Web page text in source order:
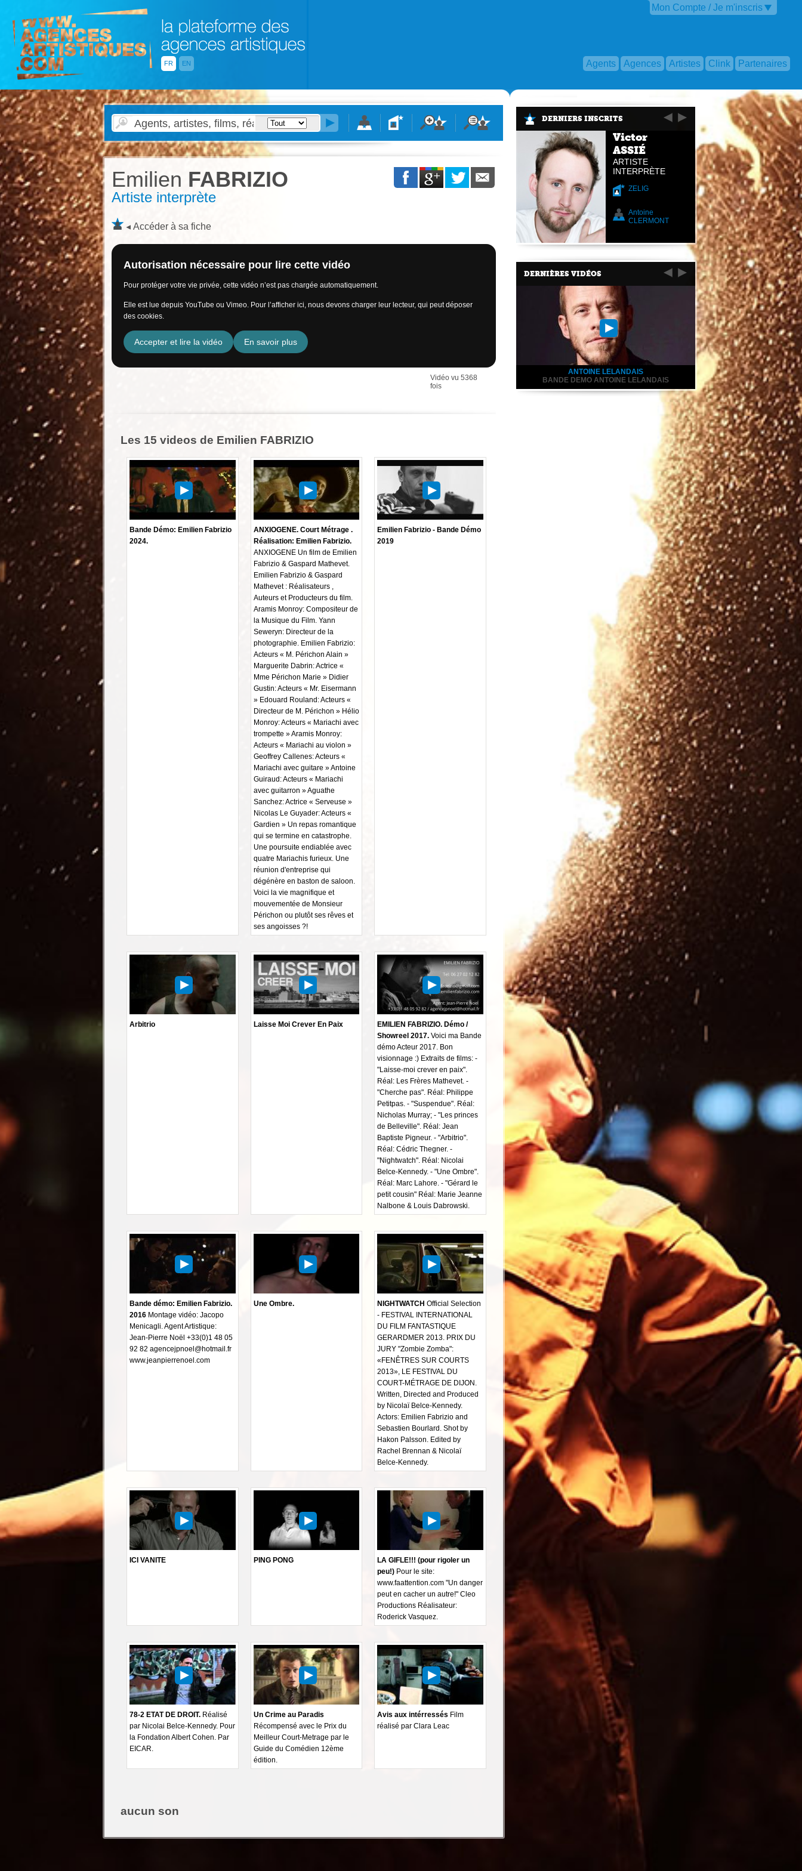
FR EN
Mon Compte / Je m'inscris
Agents Agences Artistes Clink Partenaires
Emilien FABRIZIO
Artiste interprète
Accéder à sa fiche
Autorisation nécessaire pour lire cette vidéo
Pour protéger votre vie privée, cette vidéo n’est pas chargée automatiquement.
Elle est lue depuis YouTube ou Vimeo. Pour l’afficher ici, nous devons charger leur lecteur, qui peut déposer
des cookies.
Accepter et lire la vidéo En savoir plus
Vidéo vu 5368
fois
Les 15 videos de Emilien FABRIZIO
Bande Démo: Emilien Fabrizio
2024.
ANXIOGENE. Court Métrage .
Réalisation: Emilien Fabrizio.
ANXIOGENE Un film de Emilien
Fabrizio & Gaspard Mathevet.
Emilien Fabrizio & Gaspard
Mathevet : Réalisateurs ,
Auteurs et Producteurs du film.
Aramis Monroy: Compositeur de
la Musique du Film. Yann
Seweryn: Directeur de la
photographie. Emilien Fabrizio:
Acteurs « M. Périchon Alain »
Marguerite Dabrin: Actrice «
Mme Périchon Marie » Didier
Gustin: Acteurs « Mr. Eisermann
» Edouard Rouland: Acteurs «
Directeur de M. Périchon » Hélio
Monroy: Acteurs « Mariachi avec
trompette » Aramis Monroy:
Acteurs « Mariachi au violon »
Geoffrey Callenes: Acteurs «
Mariachi avec guitare » Antoine
Guiraud: Acteurs « Mariachi
avec guitarron » Aguathe
Sanchez: Actrice « Serveuse »
Nicolas Le Guyader: Acteurs «
Gardien » Un repas romantique
qui se termine en catastrophe.
Une poursuite endiablée avec
quatre Mariachis furieux. Une
réunion d'entreprise qui
dégénère en baston de saloon.
Voici la vie magnifique et
mouvementée de Monsieur
Périchon ou plutôt ses rêves et
ses angoisses ?!
Emilien Fabrizio - Bande Démo
2019
Arbitrio Laisse Moi Crever En Paix
EMILIEN FABRIZIO. Démo /
Showreel 2017. Voici ma Bande
démo Acteur 2017. Bon
visionnage :) Extraits de films: -
"Laisse-moi crever en paix".
Réal: Les Frères Mathevet. -
"Cherche pas". Réal: Philippe
Petitpas. - "Suspendue". Réal:
Nicholas Murray; - "Les princes
de Belleville". Réal: Jean
Baptiste Pigneur. - "Arbitrio".
Réal: Cédric Thegner. -
"Nightwatch". Réal: Nicolai
Belce-Kennedy. - "Une Ombre".
Réal: Marc Lahore. - "Gérard le
petit cousin" Réal: Marie Jeanne
Nalbone & Louis Dabrowski.
Bande démo: Emilien Fabrizio.
2016 Montage vidéo: Jacopo
Menicagli. Agent Artistique:
Jean-Pierre Noël +33(0)1 48 05
92 82 agencejpnoel@hotmail.fr
www.jeanpierrenoel.com
Une Ombre. NIGHTWATCH Official Selection
- FESTIVAL INTERNATIONAL
DU FILM FANTASTIQUE
GERARDMER 2013. PRIX DU
JURY "Zombie Zomba":
«FENÊTRES SUR COURTS
2013», LE FESTIVAL DU
COURT-MÉTRAGE DE DIJON.
Written, Directed and Produced
by Nicolaï Belce-Kennedy.
Actors: Emilien Fabrizio and
Sebastien Bourlard. Shot by
Hakon Palsson. Edited by
Rachel Brennan & Nicolaï
Belce-Kennedy.
ICI VANITE PING PONG
LA GIFLE!!! (pour rigoler un
peu!) Pour le site:
www.faattention.com "Un danger
peut en cacher un autre!" Cleo
Productions Réalisateur:
Roderick Vasquez.
78-2 ETAT DE DROIT. Réalisé
par Nicolai Belce-Kennedy. Pour
la Fondation Albert Cohen. Par
EICAR.
Un Crime au Paradis
Récompensé avec le Prix du
Meilleur Court-Metrage par le
Guide du Comédien 12ème
édition.
Avis aux intérressés Film
réalisé par Clara Leac
aucun son
DERNIERS INSCRITS
Victor
ASSIÉ
ARTISTE
INTERPRÈTE
ZELIG
Antoine
CLERMONT
DERNIÈRES VIDÉOS
ANTOINE LELANDAIS
BANDE DEMO ANTOINE LELANDAIS